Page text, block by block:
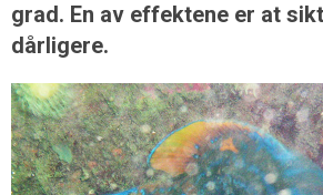
grad. En av effektene er at
dårligere.